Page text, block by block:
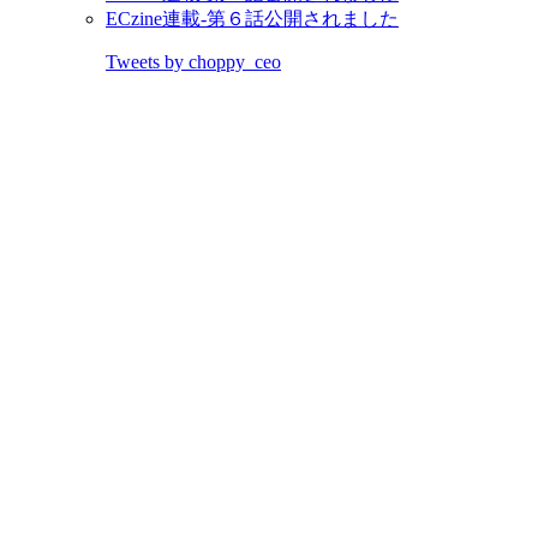
ECzine連載-第６話公開されました
Tweets by choppy_ceo